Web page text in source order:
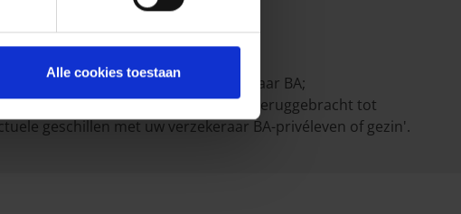
Alle cookies toestaan
belangen behartigen.
verdediging van uw verzekeraar BA;
verzekerden. Dit bedrag wordt teruggebracht tot
geschillen met uw verzekeraar BA-privéleven of gezin'.